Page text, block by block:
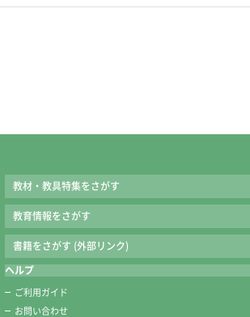
教材・教具特集をさがす
教育情報をさがす
書籍をさがす (外部リンク)
ヘルプ
ご利用ガイド
お問い合わせ